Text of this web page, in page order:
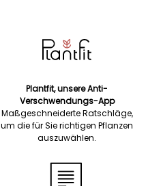
Plantfit, unsere Anti-
Verschwendungs-App
Maßgeschneiderte Ratschläge,
um die für Sie richtigen Pflanzen
auszuwählen.